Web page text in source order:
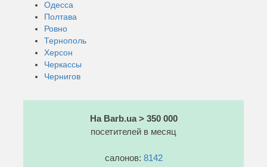
Одесса
Полтава
Ровно
Тернополь
Херсон
Черкассы
Чернигов
На Barb.ua > 350 000
посетителей в месяц
салонов: 8142